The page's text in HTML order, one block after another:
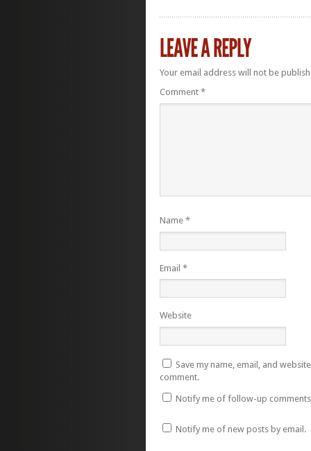
Your email address will not be
Comment *
Name *
Email *
Website
Save my name, email, and
comment.
Notify me of follow-up
Notify me of new posts by email.